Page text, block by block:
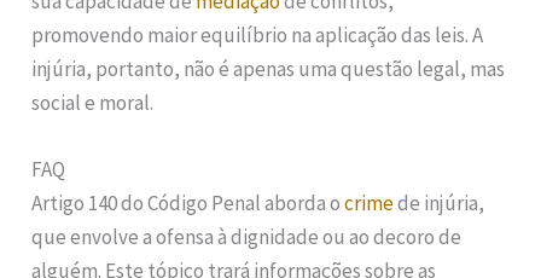
promovendo maior equilíbrio na aplicação das leis. A
injúria, portanto, não é apenas uma questão legal, mas
social e moral.
FAQ
Artigo 140 do Código Penal aborda ocrimede injúria,
que envolve a ofensa à dignidade ou ao decoro de
alguém. Este tópico trará informações sobre as